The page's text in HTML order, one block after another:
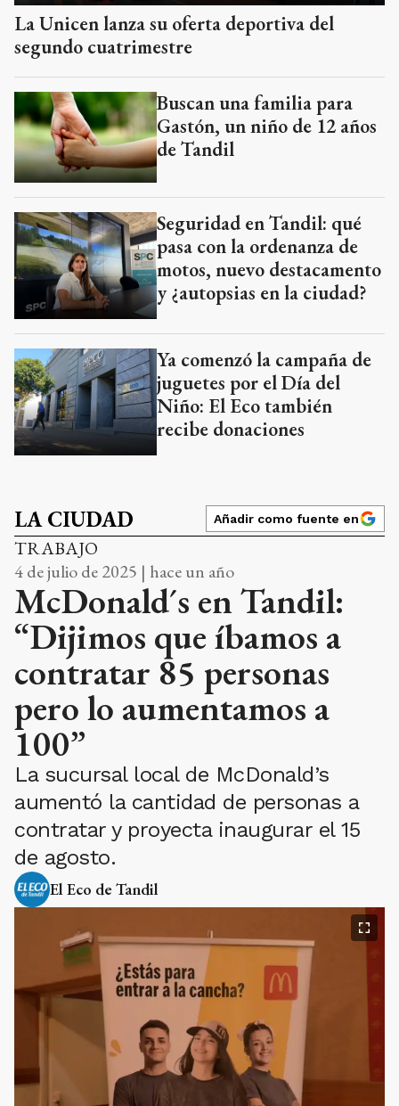
La Unicen lanza su oferta deportiva del
segundo cuatrimestre
Buscan una familia para
Gastón, un niño de 12 años
de Tandil
Seguridad en Tandil: qué
pasa con la ordenanza de
motos, nuevo destacamento
y ¿autopsias en la ciudad?
Ya comenzó la campaña de
juguetes por el Día del
Niño: El Eco también
recibe donaciones
LA CIUDAD Añadir como fuente en
TRABAJO
4 de julio de 2025 | hace un año
McDonald´s en Tandil:
“Dijimos que íbamos a
contratar 85 personas
pero lo aumentamos a
100”
La sucursal local de McDonald’s
aumentó la cantidad de personas a
contratar y proyecta inaugurar el 15
de agosto.
El Eco de Tandil